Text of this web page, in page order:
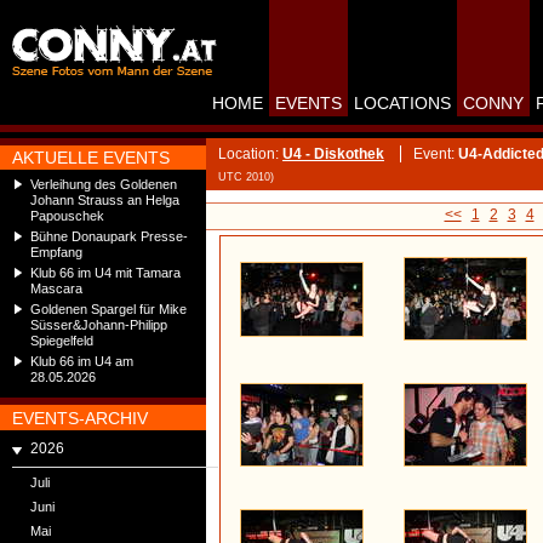
AKTUELLE EVENTS
Verleihung des Goldenen
Johann Strauss an Helga
Papouschek
Bühne Donaupark Presse-
Empfang
Klub 66 im U4 mit Tamara
Mascara
Goldenen Spargel für Mike
Süsser&Johann-Philipp
Spiegelfeld
Klub 66 im U4 am
28.05.2026
EVENTS-ARCHIV
2026
Juli
Juni
Mai
HOME EVENTS LOCATIONS CONNY
Location: U4 - Diskothek Event: U4-
UTC 2010)
<< 1 2 3 4